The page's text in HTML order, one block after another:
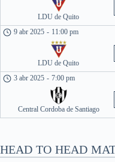
LDU de Quito
9 abr 2025 - 11:00 pm
LDU de Quito
3 abr 2025 - 7:00 pm
Central Cordoba de Santiago
HEAD TO HEAD